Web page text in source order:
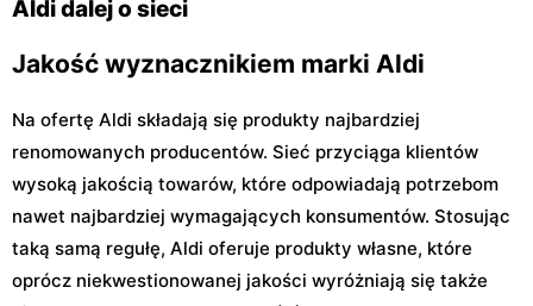
Aldi dalej o sieci
Jakość wyznacznikiem marki Aldi
Na ofertę Aldi składają się produkty najbardziej
renomowanych producentów. Sieć przyciąga klientów
wysoką jakością towarów, które odpowiadają potrzebom
nawet najbardziej wymagających konsumentów. Stosując
taką samą regułę, Aldi oferuje produkty własne, które
oprócz niekwestionowanej jakości wyróżniają się także